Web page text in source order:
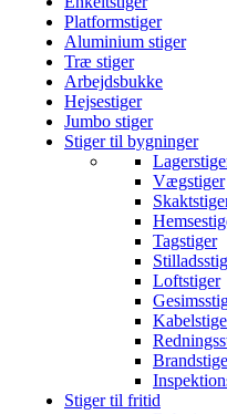
Platformstiger
Aluminium stiger
Træ stiger
Arbejdsbukke
Hejsestiger
Jumbo stiger
Stiger til bygninger
Vægstiger
Tagstiger
Loftstiger
Stiger til fritid